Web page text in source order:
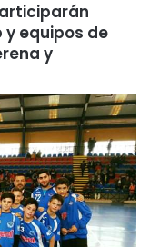
equipos de
y